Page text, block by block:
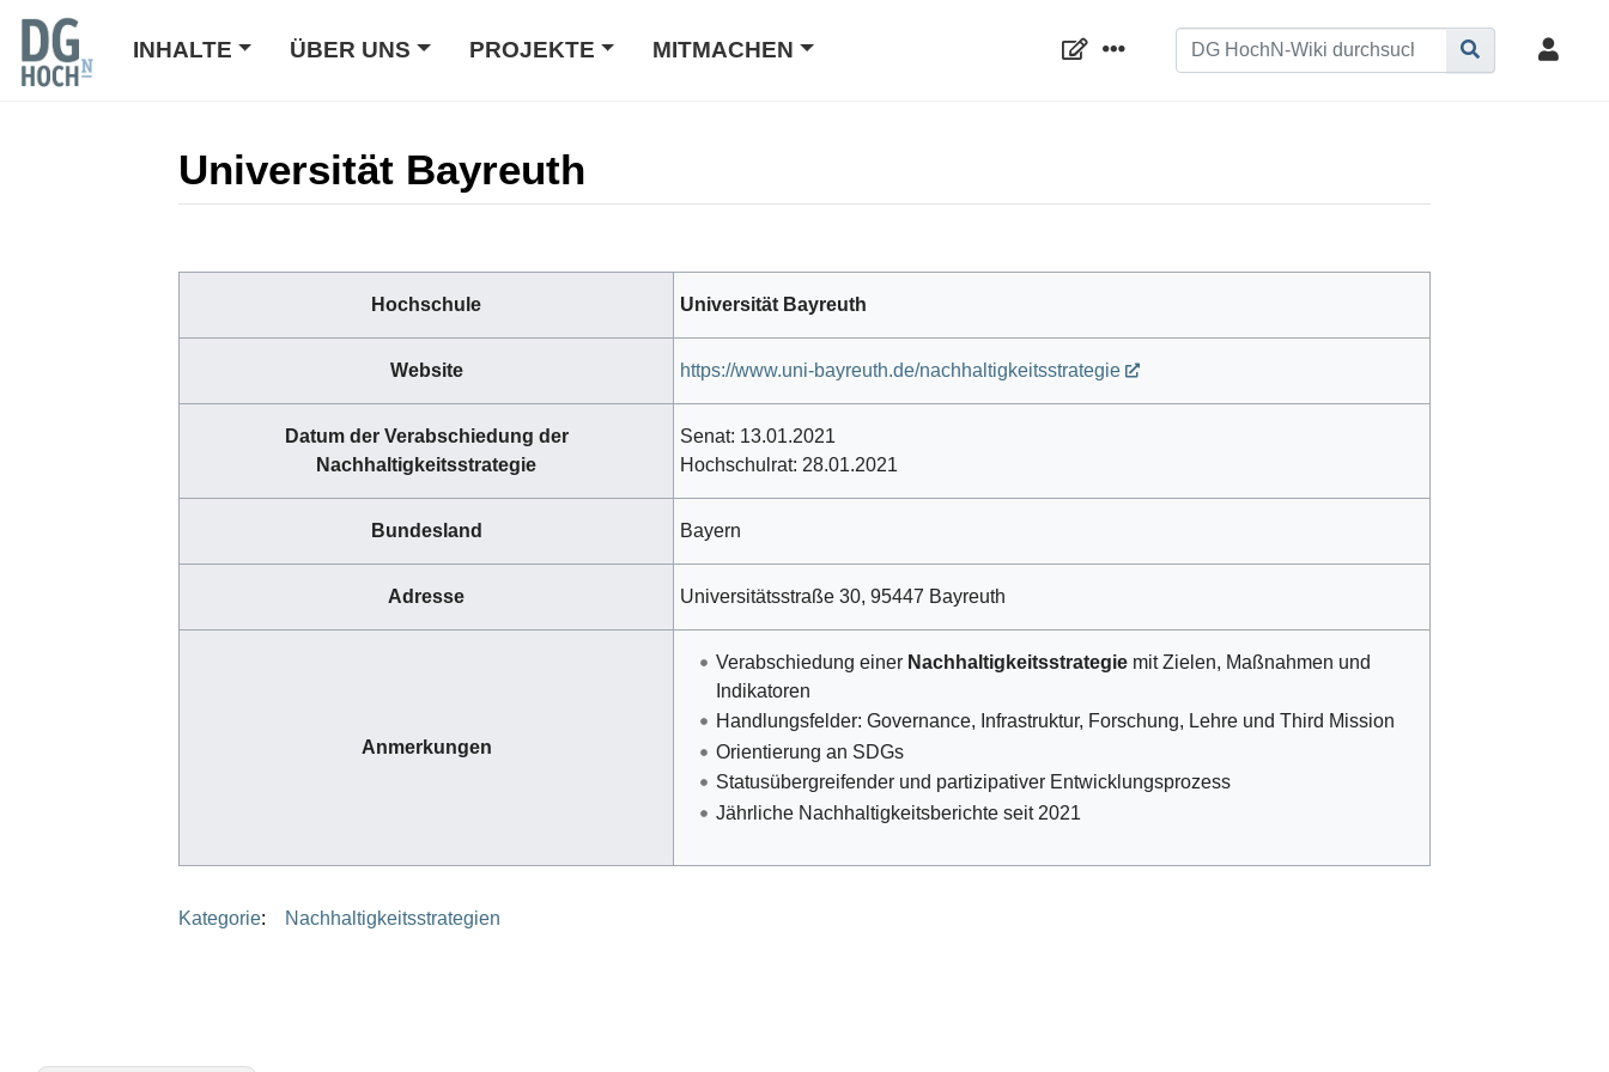
INHALTE ÜBER UNS PROJEKTE MITMACHEN
Universität Bayreuth
Hochschule Universität Bayreuth
Website https://www.uni-bayreuth.de/nachhaltigkeitsstrategie
Datum der Verabschiedung der
Nachhaltigkeitsstrategie
Senat: 13.01.2021
Hochschulrat: 28.01.2021
Bundesland Bayern
Adresse Universitätsstraße 30, 95447 Bayreuth
Anmerkungen
Verabschiedung einerNachhaltigkeitsstrategiemit Zielen, Maßnahmen und
Indikatoren
Handlungsfelder: Governance, Infrastruktur, Forschung, Lehre und Third Mission
Orientierung an SDGs
Statusübergreifender und partizipativer Entwicklungsprozess
Jährliche Nachhaltigkeitsberichte seit 2021
Kategorie: Nachhaltigkeitsstrategien